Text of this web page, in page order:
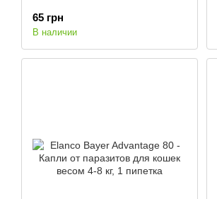
65 грн
В наличии